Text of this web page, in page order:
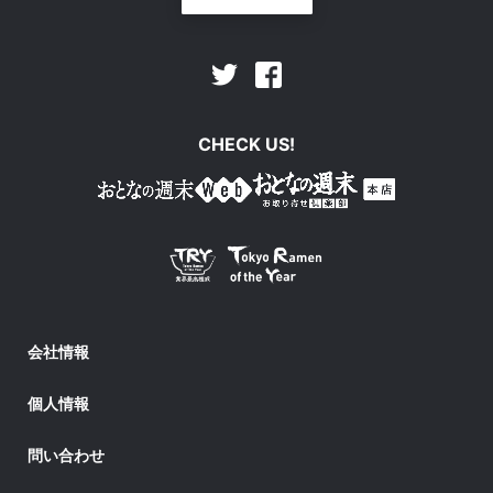
Twitter
CHECK US!
会社情報
個人情報
問い合わせ